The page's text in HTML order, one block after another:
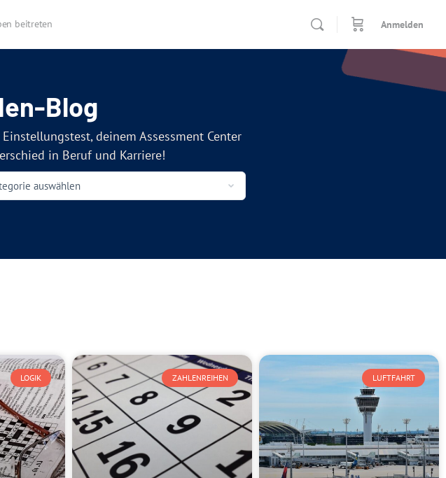
beitreten Anmelden
Blog
deinem Assessment Center
in Beruf und Karriere!
LOGIK ZAHLENREIHEN LUFTFAHRT